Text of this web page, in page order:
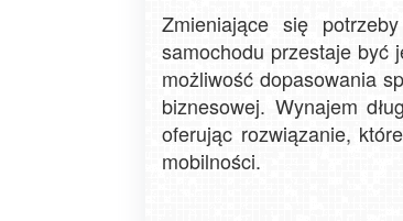
Zmieniające się
samochodu przestaje być
możliwość dopasowania
biznesowej. Wynajem
oferując rozwiązanie,
mobilności.